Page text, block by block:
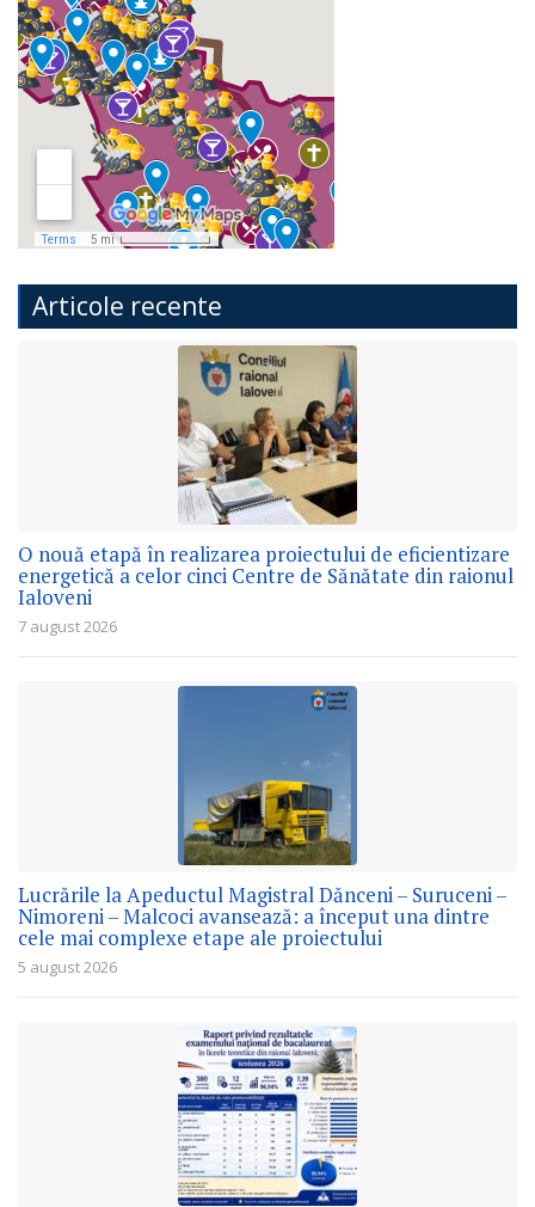
Articole recente
O nouă etapă în realizarea proiectului de eficientizare
energetică a celor cinci Centre de Sănătate din raionul
Ialoveni
7 august 2026
Lucrările la Apeductul Magistral Dănceni – Suruceni –
Nimoreni – Malcoci avansează: a început una dintre
cele mai complexe etape ale proiectului
5 august 2026